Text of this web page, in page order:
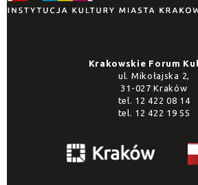
Krakowskie Forum
ul. Mikołajska 2,
31-027 Kraków
tel. 12 422 08 14
tel. 12 422 19 55